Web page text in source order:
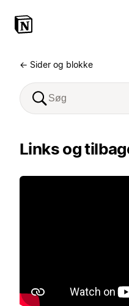
← Sider og blokke
Links og